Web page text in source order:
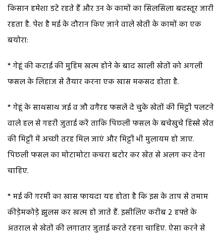
किसान हमेशा डटे रहते हैं और उन के कामों का सिलसिला बदस्तूर जारी
रहता है. पेश है मई के दौरान किए जाने वाले खेती के कामों का एक
बयोरा:
* गेहूं की कटाई की मुहिम खत्म होने के बाद खाली खेतों को अगली
फसल के लिहाज से तैयार करना एक खास मकसद होता है.
* गेहूं के साथसाथ जई व जौ वगैरह फसलें दे चुके खेतों की मिट्टी पलटने
वाले हल से गहरी जुताई करें ताकि पिछली फसल के बचेखुचे हिस्से खेत
की मिट्टी में अच्छी तरह मिल जाएं और मिट्टी भी मुलायम हो जाए.
पिछली फसल का मोटामोटा कचरा बटोर कर खेत से अलग कर देना
चाहिए.
* मई की गरमी का खास फायदा यह होता है कि इस के ताप से तमाम
कीड़ेमकोड़े झुलस कर खत्म हो जाते हैं. इसीलिए करीब 2 हफ्ते के
अंतराल से खेतों की लगातार जुताई करते रहना चाहिए. ऐसा करने से